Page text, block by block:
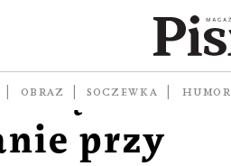
OBRAZ SOCZEWKA HUMOR
w sieci.
przy